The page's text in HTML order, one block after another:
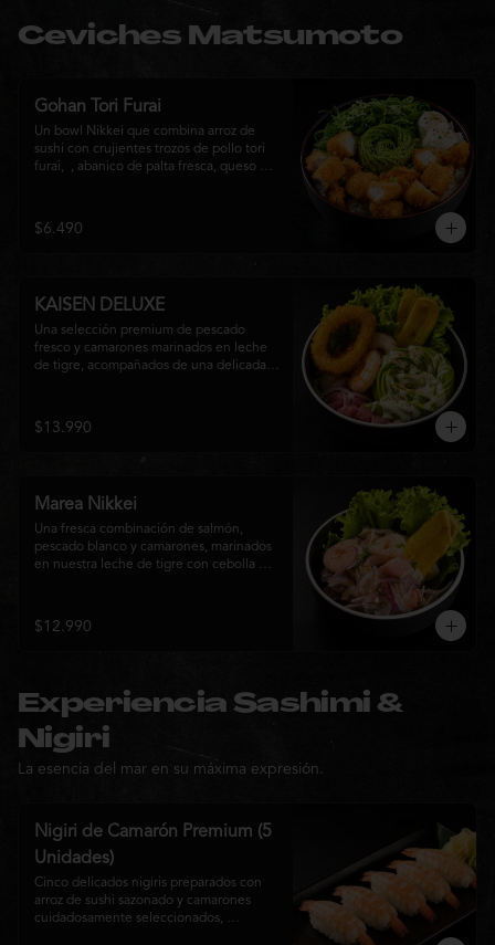
logrando una experiencia intensa,
equilibrada y auténticamente nikkei.
Ceviches Matsumoto
Gohan Tori Furai
Un bowl Nikkei que combina arroz de
sushi con crujientes trozos de pollo tori
furai,  , abanico de palta fresca, queso
sabores que equilibra lo crocante, lo
fresco y lo cremoso en cada bocado.
$6.490
KAISEN DELUXE
Una selección premium de pescado
fresco y camarones marinados en leche
de tigre, acompañados de una delicada
que combina frescura, textura y
elegancia en cada bocado.
$13.990
Marea Nikkei
Una fresca combinación de salmón,
pescado blanco y camarones, marinados
en nuestra leche de tigre con cebolla
para una experiencia Nikkei llena de
frescura, equilibrio y sabor.
$12.990
Experiencia Sashimi &
Nigiri
La esencia del mar en su máxima expresión.
Nigiri de Camarón Premium (5
Unidades)
Cinco delicados nigiris preparados con
arroz de sushi sazonado y camarones
cuidadosamente seleccionados,